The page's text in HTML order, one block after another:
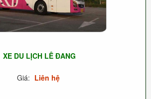
XE DU LỊCH LÊ ĐANG
Giá: Liên hệ